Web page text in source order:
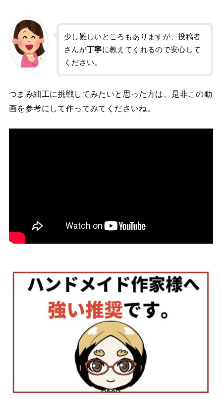
少し難しいところもありますが、投稿者
さんが丁寧に教えてくれるので安心して
ください。
つまみ細工に挑戦してみたいと思った方は、是非この動
画を参考にして作ってみてくださいね。